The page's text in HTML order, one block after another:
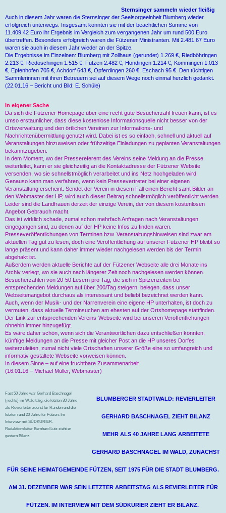
Sternsinger sammeln wieder fleißig
Auch in diesem Jahr waren die Sternsinger der Seelsorgeeinheit Blumberg wieder
erfolgreich unterwegs. Insgesamt konnten sie mit der beachtlichen Summe von
11.409.42 Euro ihr Ergebnis im Vergleich zum vergangenen Jahr um rund 500 Euro
übertreffen. Besonders erfolgreich waren die Fützener Ministranten. Mit 2.481.67 Euro
waren sie auch in diesem Jahr wieder an der Spitze.
Die Ergebnisse im Einzelnen: Blumberg mit Zollhaus (gerundet) 1.269 €, Riedböhringen
2.213 €, Riedöschingen 1.515 €, Fützen 2.482 €, Hondingen 1.214 €, Kommingen 1.013
€, Epfenhofen 705 €, Achdorf 643 €, Opferdingen 260 €, Eschach 95 €. Den tüchtigen
Sammlerinnen mit ihren Betreuern sei auf diesem Wege noch einmal herzlich gedankt.
(22.01.16 – Bericht und Bild: E. Schüle)
In eigener Sache
Da sich die Fützener Homepage über eine recht gute Besucherzahl freuen kann, ist es
umso erstaunlicher, dass diese kostenlose Informationsquelle nicht besser von der
Ortsverwaltung und den örtlichen Vereinen zur Informations- und
Nachrichtenübermittlung genutzt wird. Dabei ist es so einfach, schnell und aktuell auf
Veranstaltungen hinzuweisen oder frühzeitige Einladungen zu geplanten Veranstaltungen
bekanntzugeben.
In dem Moment, wo der Pressereferent des Vereins seine Meldung an die Presse
weiterleitet, kann er sie gleichzeitig an die Kontaktadresse der Fützener Website
versenden, wo sie schnellstmöglich verarbeitet und ins Netz hochgeladen wird.
Genauso kann man verfahren, wenn kein Pressevertreter bei einer eigenen
Veranstaltung erscheint. Sendet der Verein in diesem Fall einen Bericht samt Bilder an
den Webmaster der HP, wird auch dieser Beitrag schnellstmöglich veröffentlicht werden.
Leider sind die Landfrauen derzeit der einzige Verein, der von diesem kostenlosen
Angebot Gebrauch macht.
Das ist wirklich schade, zumal schon mehrfach Anfragen nach Veranstaltungen
eingegangen sind, zu denen auf der HP keine Infos zu finden waren.
Presseveröffentlichungen von Terminen bzw. Veranstaltungshinweisen sind zwar am
aktuellen Tag gut zu lesen, doch eine Veröffentlichung auf unserer Fützener HP bleibt so
lange präsent und kann daher immer wieder nachgelesen werden bis der Termin
abgehakt ist.
Außerdem werden aktuelle Berichte auf der Fützener Webseite alle drei Monate ins
Archiv verlegt, wo sie auch nach längerer Zeit noch nachgelesen werden können.
Besucherzahlen von 20-50 Lesern pro Tag, die sich in Spitzenzeiten bei
entsprechenden Meldungen auf über 200/Tag steigern, belegen, dass unser
Webseitenangebot durchaus als interessant und beliebt bezeichnet werden kann.
Auch, wenn der Musik- und der Narrenverein eine eigene HP unterhalten, ist doch zu
vermuten, dass aktuelle Terminsuchen am ehesten auf der Ortshomepage stattfinden.
Der Link zur entsprechenden Vereins-Webseite wird bei unseren Veröffentlichungen
ohnehin immer hinzugefügt.
Es wäre daher schön, wenn sich die Verantwortlichen dazu entschließen könnten,
künftige Meldungen an die Presse mit gleicher Post an die HP unseres Dorfes
weiterzuleiten, zumal nicht viele Ortschaften unserer Größe eine so umfangreich und
informativ gestaltete Webseite vorweisen können.
In diesem Sinne – auf eine fruchtbare Zusammenarbeit.
(16.01.16 – Michael Müller, Webmaster)
Fast 50 Jahre war Gerhard Baschnagel
(rechts) im Wald tätig, die letzten 30 Jahre
als Revierleiter zuerst für Randen und die
letzten rund 20 Jahre für Fützen. Im
Interview mit SÜDKURIER-
Redaktionsleiter Bernhard Lutz zieht er
gestern Bilanz.
BLUMBERGER STADTWALD: REVIERLEITER
GERHARD BASCHNAGEL ZIEHT BILANZ
MEHR ALS 40 JAHRE LANG ARBEITETE
GERHARD BASCHNAGEL IM WALD, ZUNÄCHST
FÜR SEINE HEIMATGEMEINDE FÜTZEN, SEIT 1975 FÜR DIE STADT BLUMBERG.
AM 31. DEZEMBER WAR SEIN LETZTER ARBEITSTAG ALS REVIERLEITER FÜR
FÜTZEN. IM INTERVIEW MIT DEM SÜDKURIER ZIEHT ER BILANZ.